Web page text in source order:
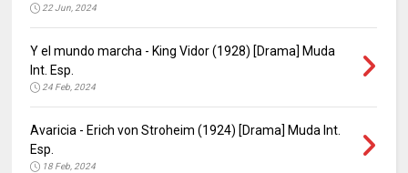
22 Jun, 2024
Y el mundo marcha - King Vidor (1928) [Drama] Muda
Int. Esp.
24 Feb, 2024
Avaricia - Erich von Stroheim (1924) [Drama] Muda Int.
Esp.
18 Feb, 2024